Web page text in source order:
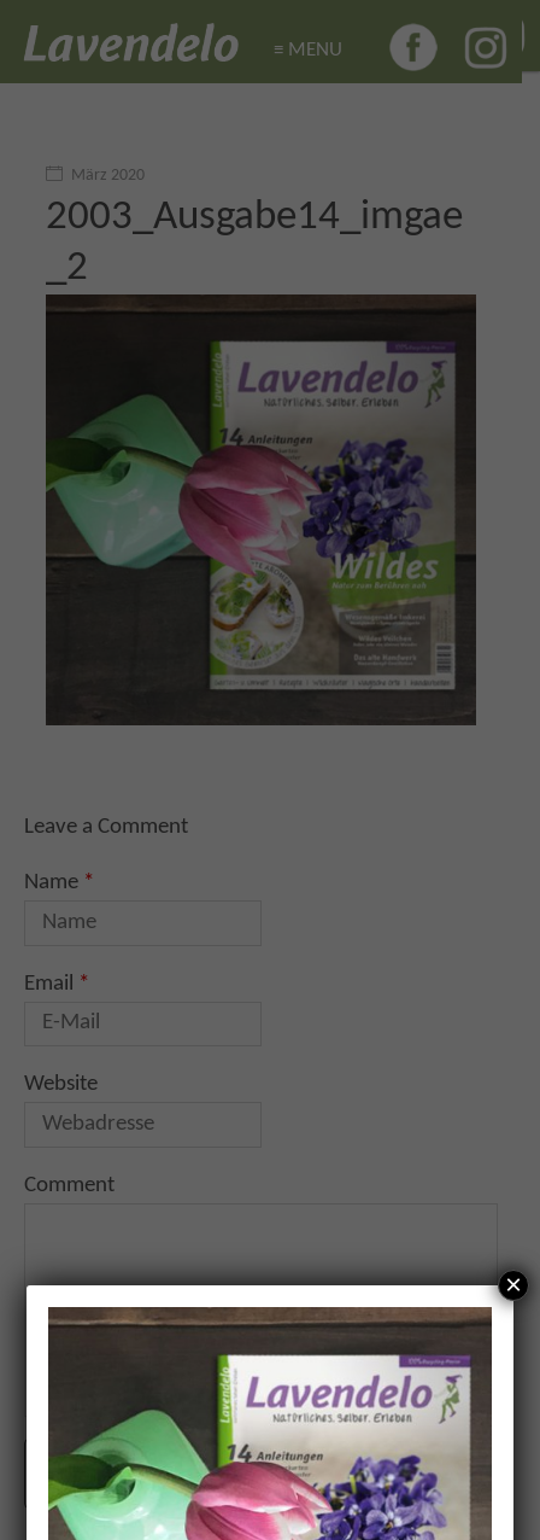
≡ MENU
≡ MENU
März 2020
2003_Ausgabe14_imgae
_2
Leave a Comment
Name *
Email *
Website
Comment
×